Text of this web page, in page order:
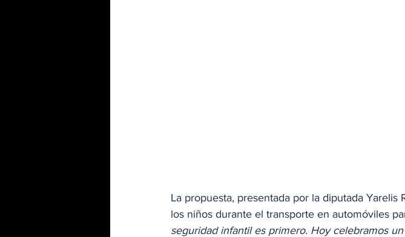
La propuesta, presentada por la diputada
los niños durante el transporte en automóviles
seguridad infantil es primero. Hoy celebramos